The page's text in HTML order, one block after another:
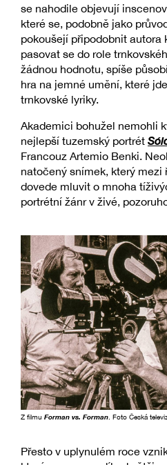
se nahodile objevují
které se, podobně jako
pokoušejí připodobnit autora
pasovat se do role
žádnou hodnotu, spíše
hra na jemné umění, které
trnkovské lyriky.
Akademici bohužel nemohli
nejlepší tuzemský portrét
Francouz Artemio Benki.
natočený snímek, který mezi
dovede mluvit o mnoha
portrétní žánr v živé,
Z filmu Forman vs. Forman . Foto Česká
Přesto v uplynulém roce